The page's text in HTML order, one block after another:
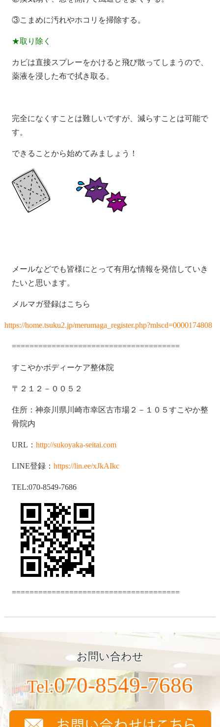
③こまめに汚れやホコリを掃除する。
★取り除く
カビは直接スプレーをかけると飛び散ってしまうので、
薬液を浸した布で拭き取る。
完全になくすことは難しいですが、減らすことは可能で
す。
できることから始めてみましょう！
メールなどでも皆様にとって有用な情報を発信していき
たいと思います。
メルマガ登録はこちら
https://home.tsuku2.jp/merumaga_register.php?mlscd=0000174808
======================================
すこやかボディーケア整体院
〒２１２－００５２
住所：神奈川県川崎市幸区古市場２－１０５すこやか整
骨院内
URL： http://sukoyaka-seitai.com
LINE登録： https://lin.ee/xJkAIkc
TEL:070-8549-7686
======================================
お問い合わせ
Tel:070-8549-7686